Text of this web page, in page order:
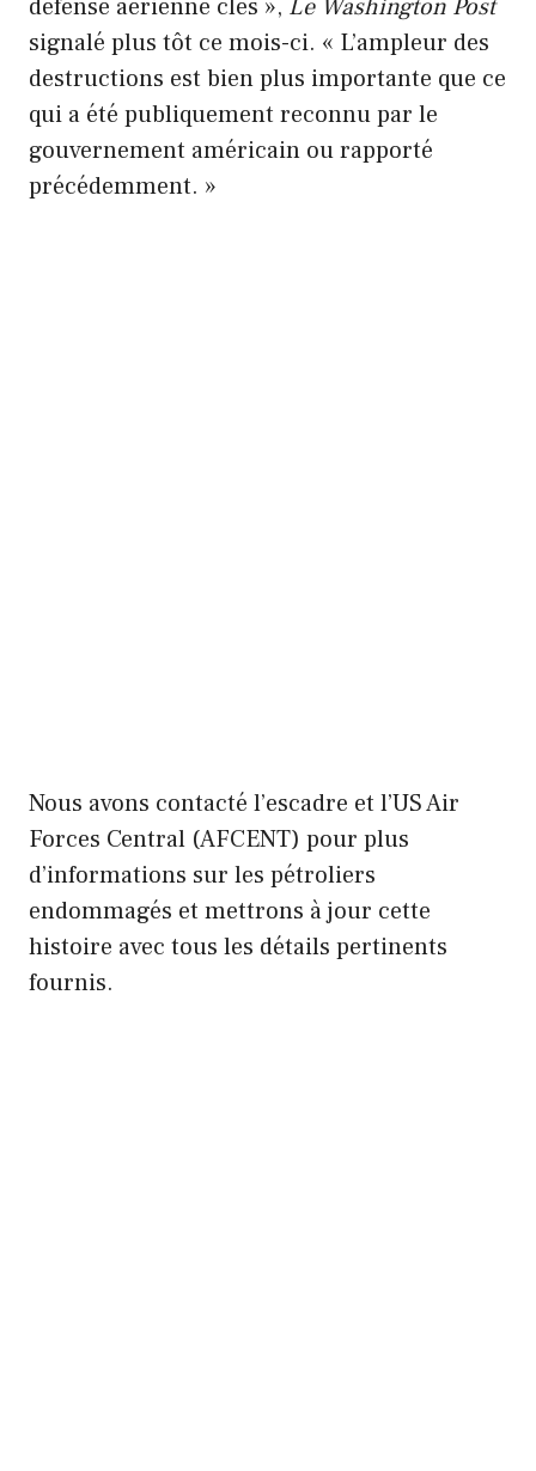
défense aérienne clés », Le Washington Post
signalé plus tôt ce mois-ci. « L’ampleur des
destructions est bien plus importante que ce
qui a été publiquement reconnu par le
gouvernement américain ou rapporté
précédemment. »
Nous avons contacté l’escadre et l’US Air
Forces Central (AFCENT) pour plus
d’informations sur les pétroliers
endommagés et mettrons à jour cette
histoire avec tous les détails pertinents
fournis.